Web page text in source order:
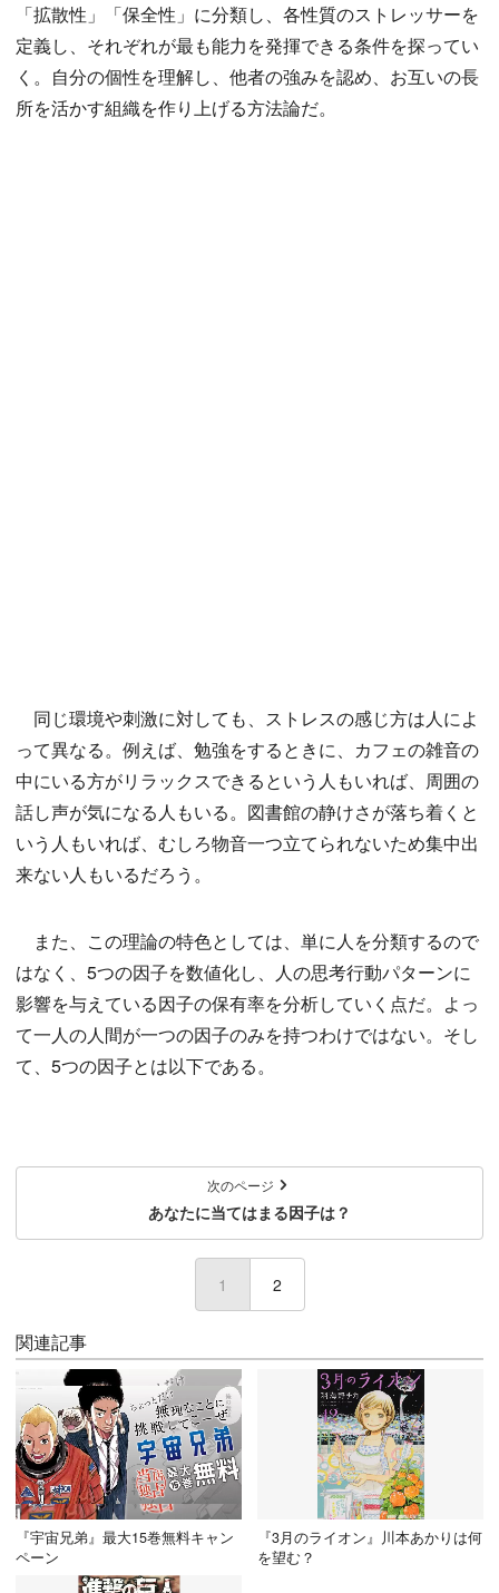
「拡散性」「保全性」に分類し、各性質のストレッサーを
定義し、それぞれが最も能力を発揮できる条件を探ってい
く。自分の個性を理解し、他者の強みを認め、お互いの長
所を活かす組織を作り上げる方法論だ。
同じ環境や刺激に対しても、ストレスの感じ方は人によ
って異なる。例えば、勉強をするときに、カフェの雑音の
中にいる方がリラックスできるという人もいれば、周囲の
話し声が気になる人もいる。図書館の静けさが落ち着くと
いう人もいれば、むしろ物音一つ立てられないため集中出
来ない人もいるだろう。
また、この理論の特色としては、単に人を分類するので
はなく、5つの因子を数値化し、人の思考行動パターンに
影響を与えている因子の保有率を分析していく点だ。よっ
て一人の人間が一つの因子のみを持つわけではない。そし
て、5つの因子とは以下である。
次のページ
あなたに当てはまる因子は？
1 (current)
2
関連記事
『宇宙兄弟』最大15巻無料キャン
ペーン
『3月のライオン』川本あかりは何
を望む？